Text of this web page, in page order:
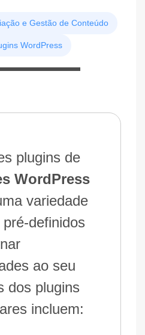
e Gestão de Conteúdo
WordPress
plugins de
WordPress
variedade
definidos
ao seu
dos plugins
incluem: